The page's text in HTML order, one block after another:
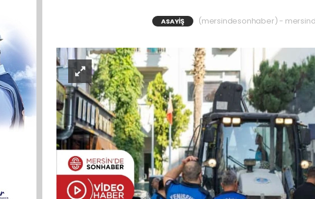
ASAYIŞ (mersindesonhaber) -